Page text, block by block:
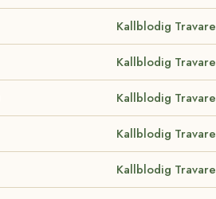
Kallblodig Travare
Kallblodig Travare
Kallblodig Travare
Kallblodig Travare
Kallblodig Travare